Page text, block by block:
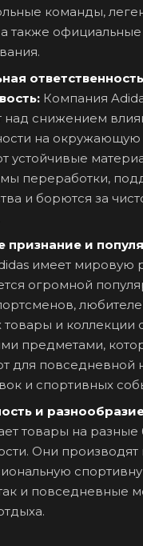
команды,
а также
Компания
над снижением
на
устойчивые
переработки,
и борются за
признание и
имеет мировую
огромной
и коллекции
предметами,
для повседневной
и спортивных
и
товары на
Они производят
и повседневные